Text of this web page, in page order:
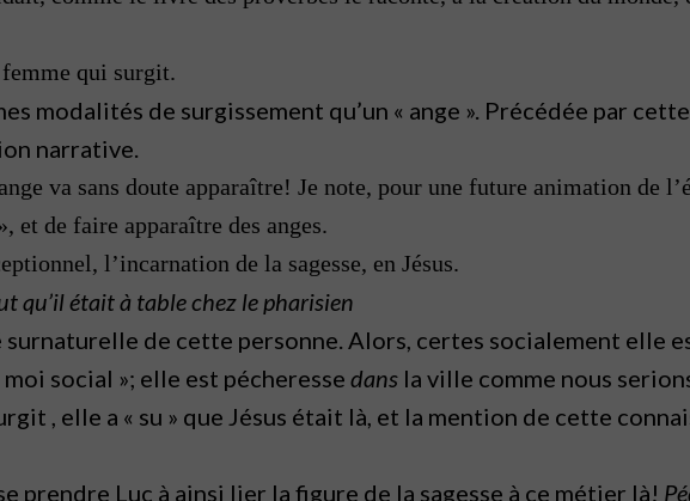
qui surgit.
modalités de surgissement qu’un « ange ». Précédée par
narrative.
va sans doute apparaître! Je note, pour une future animation de
et de faire apparaître des anges.
l’incarnation de la sagesse, en Jésus.
qu’il était à table chez le pharisien
de cette personne. Alors, certes socialement elle
social »; elle est pécheresse dans la ville comme nous
, elle a « su » que Jésus était là, et la mention de cette
prendre Luc à ainsi lier la figure de la sagesse à ce métier là!